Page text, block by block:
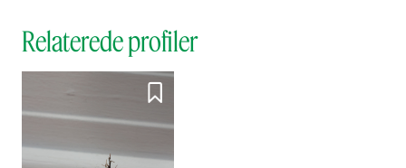
Relaterede profiler
